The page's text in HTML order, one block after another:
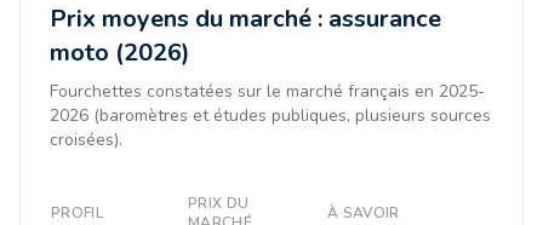
Prix moyens du marché : assurance
moto (2026)
Fourchettes constatées sur le marché français en 2025-
2026 (baromètres et études publiques, plusieurs sources
croisées).
PROFIL
PRIX DU
À SAVOIR